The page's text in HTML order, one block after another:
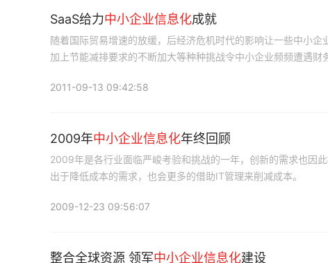
SaaS给力中小企业信息化成就
随着国际贸易增速的放缓，后经济危机时代的影响让一些中小
加上节能减排要求的不断加大等种种挑战令中小企业频频遭遇财
2011-09-13 09:42:58
2009年中小企业信息化年终回顾
2009年是各行业面临严峻考验和挑战的一年，创新的需求也因
出于降低成本的需求，也会更多的借助IT管理来削减成本。
2009-12-23 09:56:07
整合全球资源 领军中小企业信息化建设